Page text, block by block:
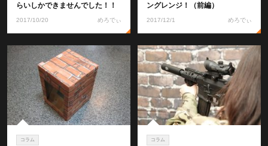
らいしかできませんでした！！
2017/10/20 めろでぃ
ングレンジ！（前編）
2017/12/1 めろでぃ
コラム コラム